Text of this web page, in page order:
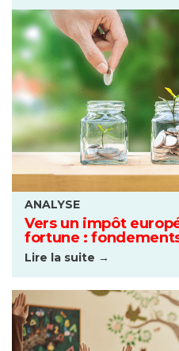
ANALYSE
Vers un impôt
fortune :
Lire la suite →